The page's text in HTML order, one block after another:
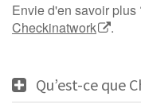
Envie d'en savoir
Checkinatwork
.
Qu’est-ce que